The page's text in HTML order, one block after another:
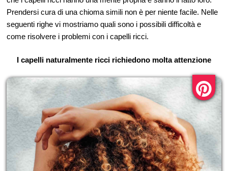
Prendersi cura di una chioma simili non è per niente facile. Nelle
seguenti righe vi mostriamo quali sono i possibili difficoltà e
come risolvere i problemi con i capelli ricci.
I capelli naturalmente ricci richiedono molta attenzione